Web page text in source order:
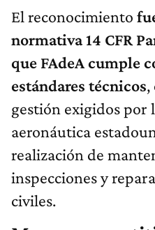
El reconocimiento
normativa 14 CFR
que FAdeA cumple
estándares técnicos,
gestión exigidos por
aeronáutica
realización de
inspecciones y
civiles.